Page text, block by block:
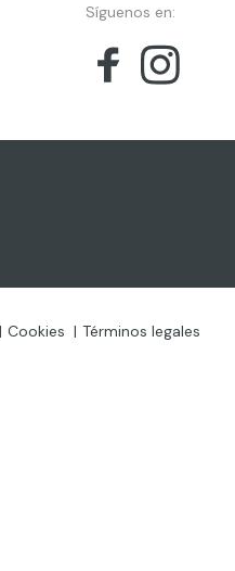
Síguenos en:
Cookies Términos legales